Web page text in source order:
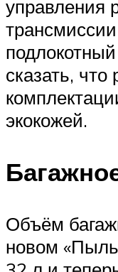
управления
сказать,
экокожей.
Объём
новом